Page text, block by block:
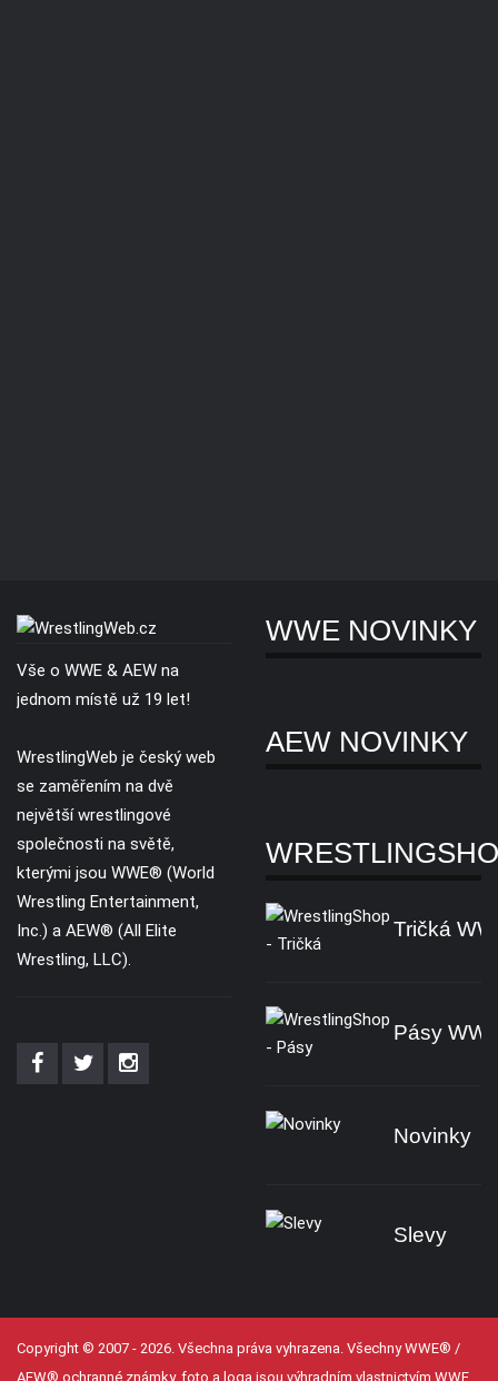
Vše o WWE & AEW na
jednom místě už 19 let!
WrestlingWeb je český web
se zaměřením na dvě
největší wrestlingové
společnosti na světě,
kterými jsou WWE® (World
Wrestling Entertainment,
Inc.) a AEW® (All Elite
Wrestling, LLC).
WWE NOVINKY
AEW NOVINKY
Tričká
Pásy
Novinky
Slevy
Copyright © 2007 - 2026. Všechna práva vyhrazena. Všechny WWE® /
AEW® ochranné známky, foto a loga jsou výhradním vlastnictvím WWE